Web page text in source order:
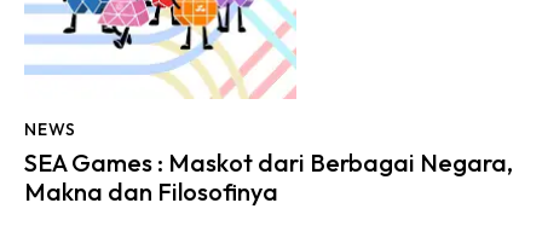
NEWS
SEA Games : Maskot dari Berbagai Negara,
Makna dan Filosofinya